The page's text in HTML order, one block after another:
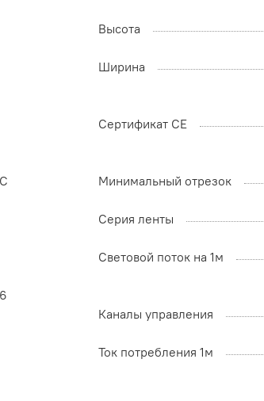
Высота
Ширина
Сертификат CE
Минимальный отрезок
Серия ленты
Световой поток на 1м
Каналы управления
Ток потребления 1м